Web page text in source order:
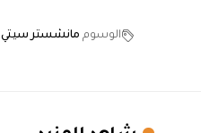
الوسوم مانشستر سيتي